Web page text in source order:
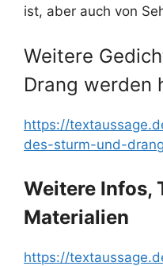
ist, aber auch von
Weitere
Drang werden
https://
des-sturm-und-drang
Weitere Infos,
Materialien
https://